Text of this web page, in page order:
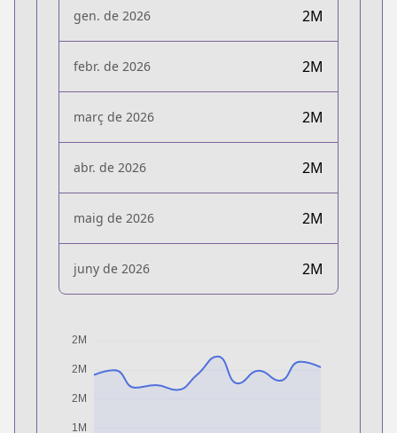
gen. de 2026 2M
febr. de 2026 2M
març de 2026 2M
abr. de 2026 2M
maig de 2026 2M
juny de 2026 2M